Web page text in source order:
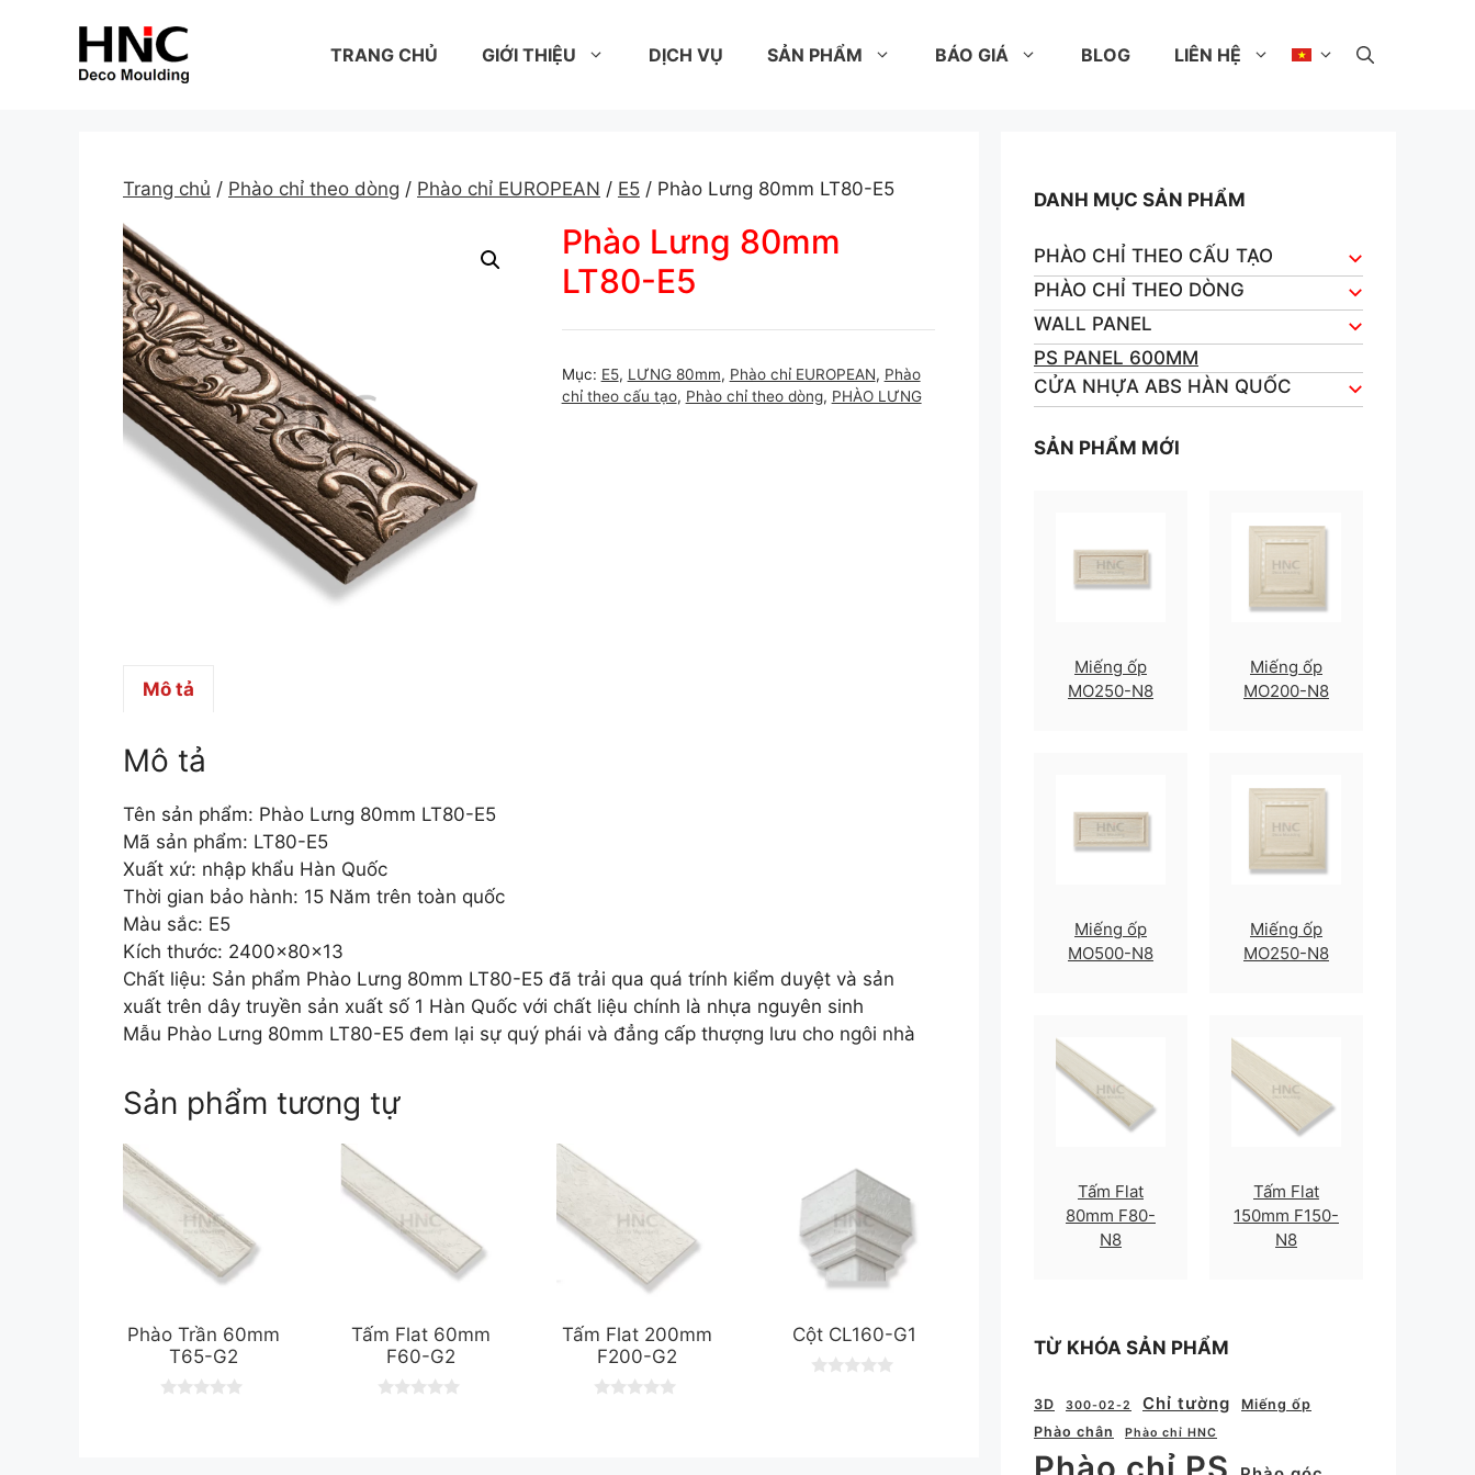
TRANG CHỦ GIỚI THIỆU DỊCH VỤ SẢN PHẨM BÁO GIÁ BLOG LIÊN HỆ
Trang chủ / Phào chỉ theo dòng / Phào chỉ EUROPEAN / E5 / Phào Lưng 80mm LT80-E5
Phào Lưng 80mm
LT80-E5
Mục: E5, LƯNG 80mm, Phào chỉ EUROPEAN, Phào
chỉ theo cấu tạo, Phào chỉ theo dòng, PHÀO LƯNG
Mô tả
Mô tả
Tên sản phẩm: Phào Lưng 80mm LT80-E5
Mã sản phẩm: LT80-E5
Xuất xứ: nhập khẩu Hàn Quốc
Thời gian bảo hành: 15 Năm trên toàn quốc
Màu sắc: E5
Kích thước: 2400x80x13
Chất liệu: Sản phẩm Phào Lưng 80mm LT80-E5 đã trải qua quá trính kiểm duyệt và sản
xuất trên dây truyền sản xuất số 1 Hàn Quốc với chất liệu chính là nhựa nguyên sinh
Mẫu Phào Lưng 80mm LT80-E5 đem lại sự quý phái và đẳng cấp thượng lưu cho ngôi nhà
Sản phẩm tương tự
Phào Trần 60mm
T65-G2
Tấm Flat 60mm
F60-G2
Tấm Flat 200mm
F200-G2
Cột CL160-G1
DANH MỤC SẢN PHẨM
PHÀO CHỈ THEO CẤU TẠO
PHÀO CHỈ THEO DÒNG
WALL PANEL
PS PANEL 600MM
CỬA NHỰA ABS HÀN QUỐC
SẢN PHẨM MỚI
Miếng ốp
MO250-N8
Miếng ốp
MO200-N8
Miếng ốp
MO500-N8
Miếng ốp
MO250-N8
Tấm Flat
80mm F80-
N8
Tấm Flat
150mm F150-
N8
TỪ KHÓA SẢN PHẨM
3D 300-02-2 Chỉ tường
Miếng ốp
Phào chân
Phào chỉ HNC